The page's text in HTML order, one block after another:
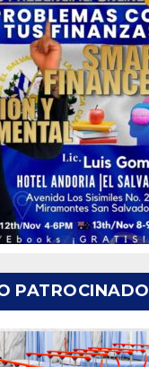
PATROCINADO